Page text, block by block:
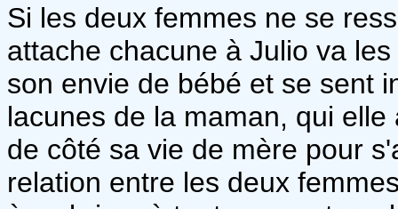
Si les deux femmes ne se
attache chacune à Julio va
son envie de bébé et se sent
lacunes de la maman, qui
de côté sa vie de mère pour
relation entre les deux